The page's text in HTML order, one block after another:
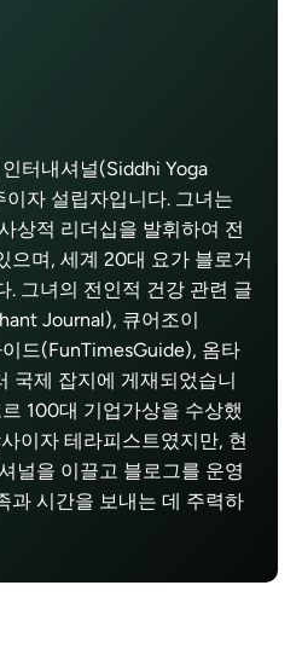
터내셔널(Siddhi Yoga
자 설립자입니다. 그녀는
상적 리더십을 발휘하여 전
으며, 세계 20대 요가 블로거
. 그녀의 전인적 건강 관련 글
Journal), 큐어조이
드(FunTimesGuide), 옴타
국제 잡지에 게재되었습니
100대 기업가상을 수상했
이자 테라피스트였지만, 현
널을 이끌고 블로그를 운영
과 시간을 보내는 데 주력하